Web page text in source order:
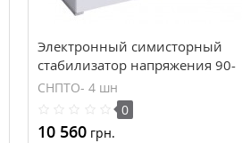
Электронный симисторный
стабилизатор напряжения 90-
245В, 3,5кВт Volter СНПТО- 4 шн
СНПТО- 4 шн
0
10 560 грн.